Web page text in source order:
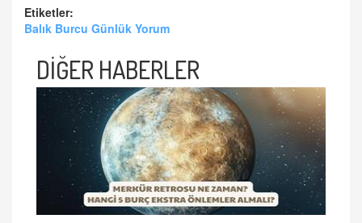
Etiketler:
Balık Burcu Günlük Yorum
DİĞER HABERLER